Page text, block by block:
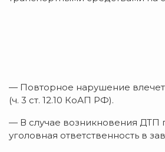
— Повторное нарушение
(ч. 3 ст. 12.10 КоАП РФ).
— В случае возникновения ДТП
уголовная ответственность в